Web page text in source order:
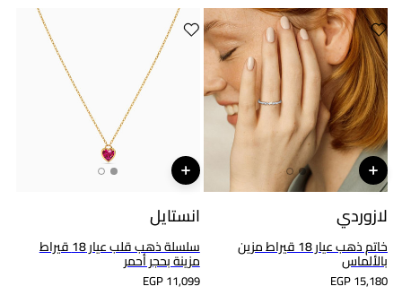
لازوردي
خاتم ذهب عيار 18 قيراط مزين
بالألماس
EGP 15,180
انستايل
سلسلة ذهب قلب عيار 18 قيراط
مزينة بحجر أحمر
EGP 11,099